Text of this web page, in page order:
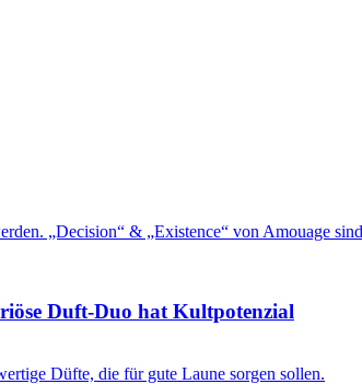
Duft-Duo hat Kultpotenzial